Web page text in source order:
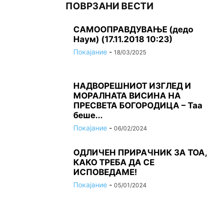
ПОВРЗАНИ ВЕСТИ
САМООПРАВДУВАЊЕ (дедо
Наум) (17.11.2018 10:23)
Покајание - 18/03/2025
НАДВОРЕШНИОТ ИЗГЛЕД И
МОРАЛНАТА ВИСИНА HA
ПРЕСВЕТА БОГОРОДИЦА – Таа
беше...
Покајание - 06/02/2024
ОДЛИЧЕН ПРИРАЧНИК ЗА ТОА,
КАКО ТРЕБА ДА СЕ
ИСПОВЕДАМЕ!
Покајание - 05/01/2024